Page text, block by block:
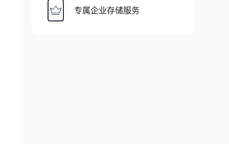
专属企业存储服务